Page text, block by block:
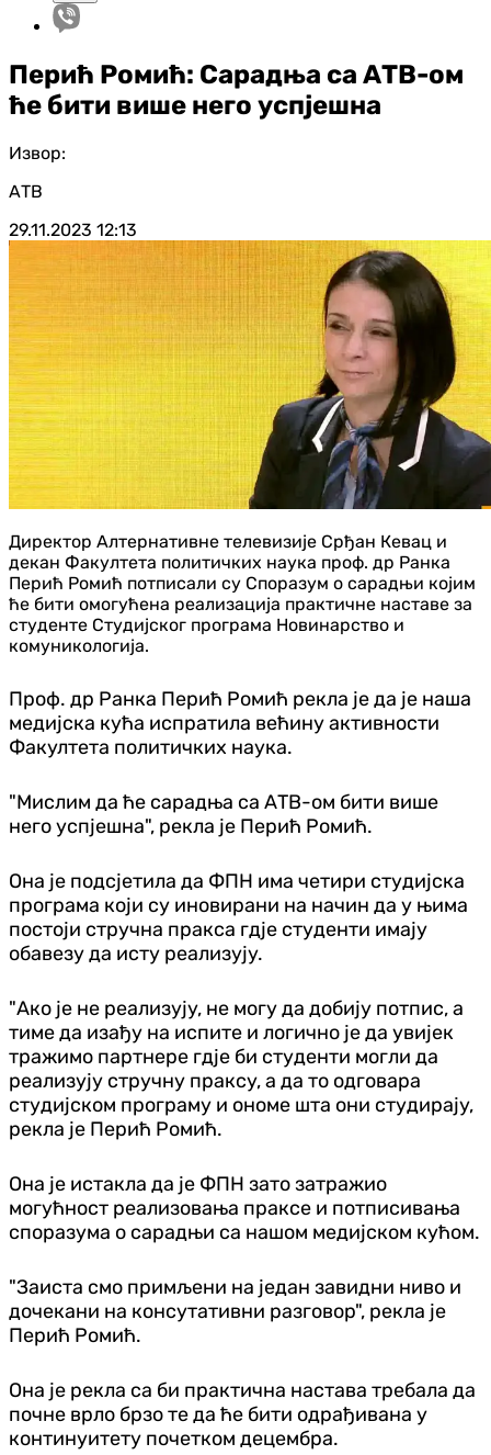
Перић Ромић: Сарадња са АТВ-ом
ће бити више него успјешна
Извор:
АТВ
29.11.2023 12:13
Директор Алтернативне телевизије Срђан Кевац и
декан Факултета политичких наука проф. др Ранка
Перић Ромић потписали су Споразум о сарадњи којим
ће бити омогућена реализација практичне наставе за
студенте Студијског програма Новинарство и
комуникологија.
Проф. др Ранка Перић Ромић рекла је да је наша
медијска кућа испратила већину активности
Факултета политичких наука.
"Мислим да ће сарадња са АТВ-ом бити више
него успјешна", рекла је Перић Ромић.
Она је подсјетила да ФПН има четири студијска
програма који су иновирани на начин да у њима
постоји стручна пракса гдје студенти имају
обавезу да исту реализују.
"Ако је не реализују, не могу да добију потпис, а
тиме да изађу на испите и логично је да увијек
тражимо партнере гдје би студенти могли да
реализују стручну праксу, а да то одговара
студијском програму и ономе шта они студирају,
рекла је Перић Ромић.
Она је истакла да је ФПН зато затражио
могућност реализовања праксе и потписивања
споразума о сарадњи са нашом медијском кућом.
"Заиста смо примљени на један завидни ниво и
дочекани на консутативни разговор", рекла је
Перић Ромић.
Она је рекла са би практична настава требала да
почне врло брзо те да ће бити одрађивана у
континуитету почетком децембра.